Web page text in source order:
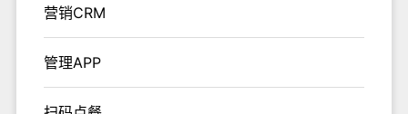
营销CRM
管理APP